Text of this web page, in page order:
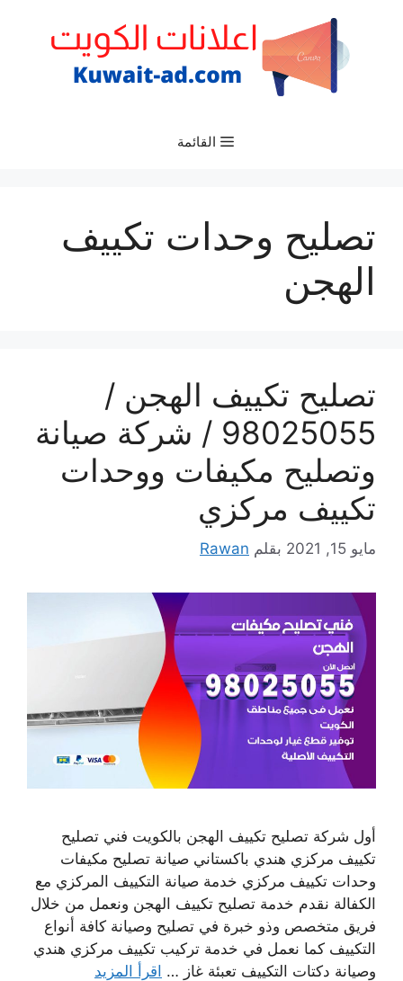
القائمة
تصليح وحدات تكييف
الهجن
تصليح تكييف الهجن /
98025055 / شركة صيانة
وتصليح مكيفات ووحدات
تكييف مركزي
مايو 15, 2021 بقلم Rawan
أول شركة تصليح تكييف الهجن بالكويت فني تصليح
تكييف مركزي هندي باكستاني صيانة تصليح مكيفات
وحدات تكييف مركزي خدمة صيانة التكييف المركزي مع
الكفالة نقدم خدمة تصليح تكييف الهجن ونعمل من خلال
فريق متخصص وذو خبرة في تصليح وصيانة كافة أنواع
التكييف كما نعمل في خدمة تركيب تكييف مركزي هندي
وصيانة دكتات التكييف تعبئة غاز … اقرأ المزيد